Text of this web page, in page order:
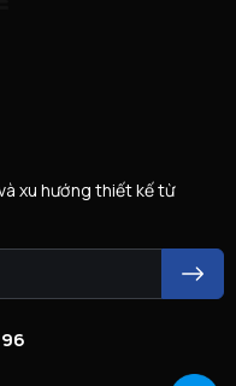
xu hướng thiết kế từ